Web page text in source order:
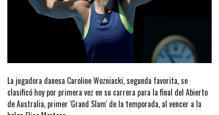
La jugadora danesa Caroline Wozniacki, segunda favorita, se
clasificó hoy por primera vez en su carrera para la final del Abierto
de Australia, primer 'Grand Slam' de la temporada, al vencer a la